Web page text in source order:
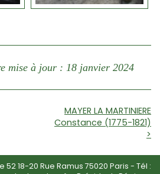
mise à jour : 18 janvier 2024
MAYER LA MARTINIERE
Constance (1775-1821)
>
52 18-20 Rue Ramus 75020 Paris - Tél :